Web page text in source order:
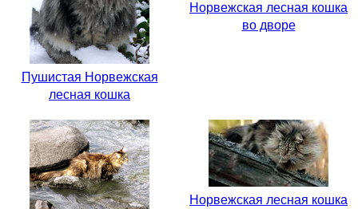
Пушистая Норвежская
лесная кошка
Норвежская лесная кошка
во дворе
Норвежская лесная кошка